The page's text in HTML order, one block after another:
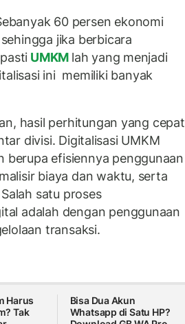
60 persen ekonomi
jika berbicara
UMKM lah yang menjadi
ini memiliki banyak
hasil perhitungan yang cepat
divisi. Digitalisasi UMKM
berupa efisiennya penggunaan
biaya dan waktu, serta
satu proses
adalah dengan penggunaan
transaksi.
Harus
Tak
Bisa Dua Akun
Whatsapp di Satu HP?